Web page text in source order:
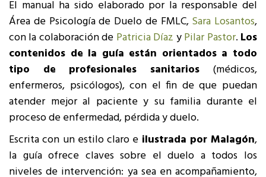
El manual ha sido elaborado por la responsable del
Área de Psicología de Duelo de FMLC, Sara Losantos,
con la colaboración de Patricia Díaz yPilar Pastor. Los
contenidos de la guía están orientados a todo
tipo de profesionales sanitarios (médicos,
enfermeros, psicólogos), con el fin de que puedan
atender mejor al paciente y su familia durante el
proceso de enfermedad, pérdida y duelo.
Escrita con un estilo claro e ilustrada por Malagón,
la guía ofrece claves sobre el duelo a todos los
niveles de intervención: ya sea en acompañamiento,